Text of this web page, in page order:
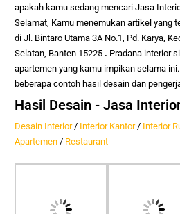
apakah kamu sedang mencariJasa
Selamat, Kamu menemukan artikel yang
diJl. Bintaro Utama 3A No.1, Pd. Karya,
Selatan, Banten 15225 . Pradana interior
apartemen yang kamu impikan selama
beberapa contoh hasil desain dan
Hasil Desain - Jasa
Desain Interior/ Interior Kantor/ Interior
Apartemen / Restaurant